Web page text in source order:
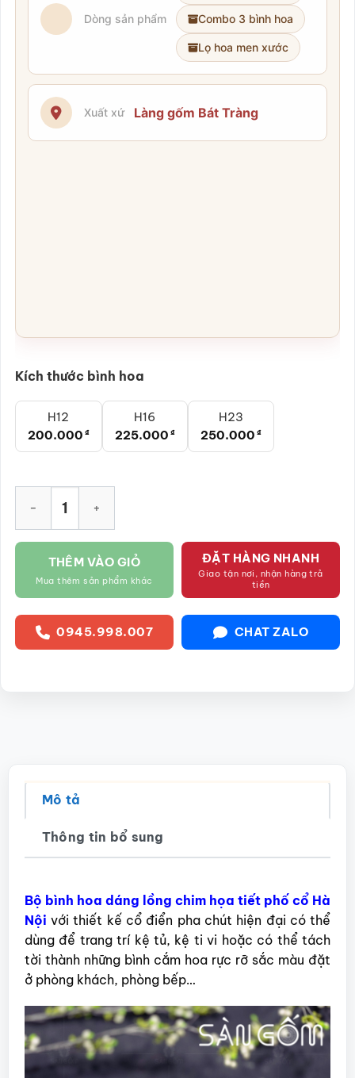
Dòng sản phẩm Combo 3 bình hoa
Lọ hoa men xước
Xuất xứ Làng gốm Bát Tràng
Kích thước bình hoa
H12
200.000 ₫
H16
225.000 ₫
H23
250.000 ₫
THÊM VÀO GIỎ
Mua thêm sản phẩm khác
ĐẶT HÀNG NHANH
Giao tận nơi, nhận hàng trả
tiền
0945.998.007 CHAT ZALO
Mô tả
Thông tin bổ sung
Bộ bình hoa dáng lồng chim họa tiết phố cổ Hà
Nội với thiết kế cổ điển pha chút hiện đại có thể
dùng để trang trí kệ tủ, kệ ti vi hoặc có thể tách
tời thành những bình cắm hoa rực rỡ sắc màu đặt
ở phòng khách, phòng bếp…